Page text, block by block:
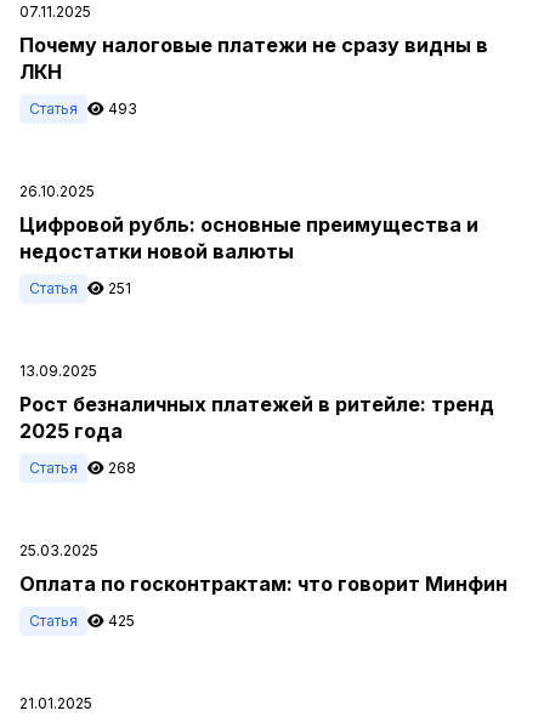
07.11.2025
Почему налоговые платежи не сразу видны в
ЛКН
Статья 493
26.10.2025
Цифровой рубль: основные преимущества и
недостатки новой валюты
Статья 251
13.09.2025
Рост безналичных платежей в ритейле: тренд
2025 года
Статья 268
25.03.2025
Оплата по госконтрактам: что говорит Минфин
Статья 425
21.01.2025